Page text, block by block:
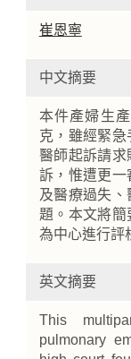
崔恩寧
中文摘要
本件產婦生
克，雖經緊
醫師起訴請
訴，惟遭更
及醫療過失
題。本文將
為中心進行評
英文摘要
This
pulmonary